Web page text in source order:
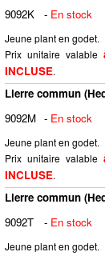
9092K
- En stock
Jeune plant en godet.
Prix unitaire valable
INCLUSE.
Lierre commun
9092M - En stock
Jeune plant en godet.
Prix unitaire valable
INCLUSE.
Lierre commun
9092T
- En stock
Jeune plant en godet.